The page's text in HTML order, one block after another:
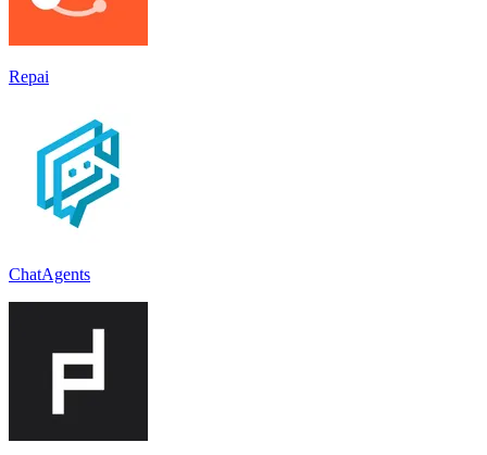
Repai
ChatAgents